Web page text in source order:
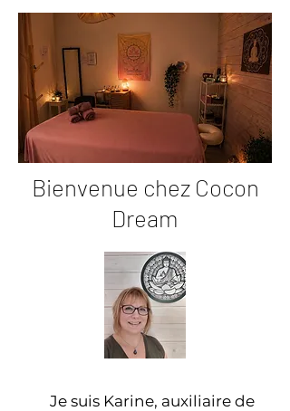
Bienvenue chez Cocon
Dream
Je suis Karine, auxiliaire de